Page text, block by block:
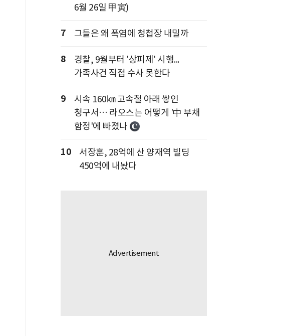
6월 26일 甲寅)
7 그들은 왜 폭염에 청첩장 내밀까
8
경찰, 9월부터 '상피제' 시행...
가족사건 직접 수사 못한다
9
시속 160㎞ 고속철 아래 쌓인
청구서… 라오스는 어떻게 '中 부채
함정'에 빠졌나
10
서장훈, 28억에 산 양재역 빌딩
450억에 내놨다